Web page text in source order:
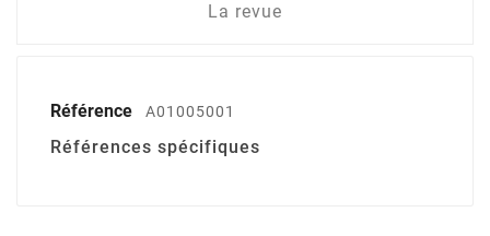
La revue
Référence A01005001
Références spécifiques